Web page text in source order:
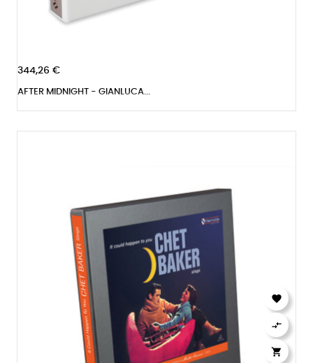
344,26 €
AFTER MIDNIGHT - GIANLUCA...


